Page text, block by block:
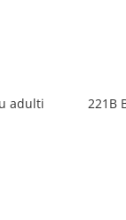
adulti
221B